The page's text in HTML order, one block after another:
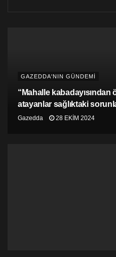
GAZEDDA'NIN GÜNDEMİ
“Mahalle
atayanlar sağlıktaki
Gazedda 28 EKIM 2024